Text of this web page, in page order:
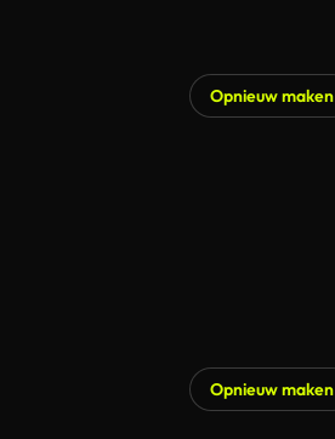
Opnieuw maken
Opnieuw maken